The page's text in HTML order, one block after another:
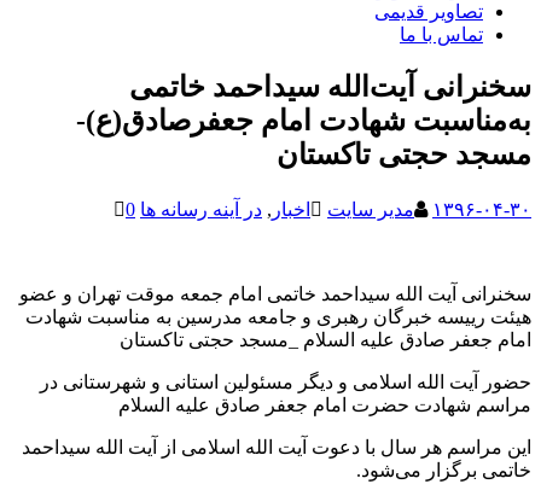
تصاویر قدیمی
تماس با ما
سخنرانی آیت‌الله سیداحمد خاتمی
به‌مناسبت شهادت امام جعفرصادق(ع)-
مسجد حجتی تاکستان
۱۳۹۶-۰۴-۳۰ مدیر سایت اخبار , در آینه رسانه ها 0
سخنرانی آیت الله سیداحمد خاتمی امام جمعه موقت تهران و عضو
هیئت رییسه خبرگان رهبری و جامعه مدرسین به مناسبت شهادت
امام جعفر صادق علیه السلام _مسجد حجتی تاکستان
حضور آیت الله اسلامی و دیگر مسئولین استانی و شهرستانی در
مراسم شهادت حضرت امام جعفر صادق علیه السلام
این مراسم هر سال با دعوت آیت الله اسلامی از آیت الله سیداحمد
خاتمی برگزار می‌شود.